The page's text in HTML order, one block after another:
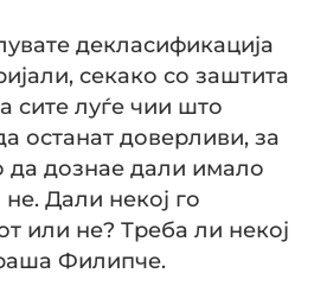
декласификација
секако со заштита
сите луѓе чии што
останат доверливи, за
да дознае дали имало
Дали некој го
или не? Треба ли некој
Филипче.